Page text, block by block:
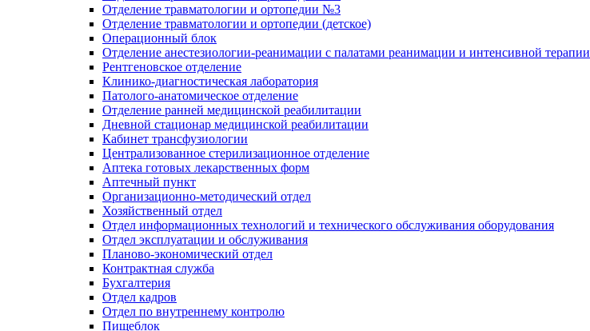
Отделение травматологии и ортопедии №3
Отделение травматологии и ортопедии (детское)
Операционный блок
Отделение анестезиологии-реанимации с палатами реанимации и интенсивной терапии
Рентгеновское отделение
Клинико-диагностическая лаборатория
Патолого-анатомическое отделение
Отделение ранней медицинской реабилитации
Дневной стационар медицинской реабилитации
Кабинет трансфузиологии
Централизованное стерилизационное отделение
Аптека готовых лекарственных форм
Аптечный пункт
Организационно-методический отдел
Хозяйственный отдел
Отдел информационных технологий и технического обслуживания оборудования
Отдел эксплуатации и обслуживания
Планово-экономический отдел
Контрактная служба
Бухгалтерия
Отдел кадров
Отдел по внутреннему контролю
Пищеблок